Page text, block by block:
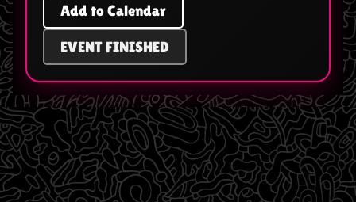
Add to Calendar
EVENT FINISHED